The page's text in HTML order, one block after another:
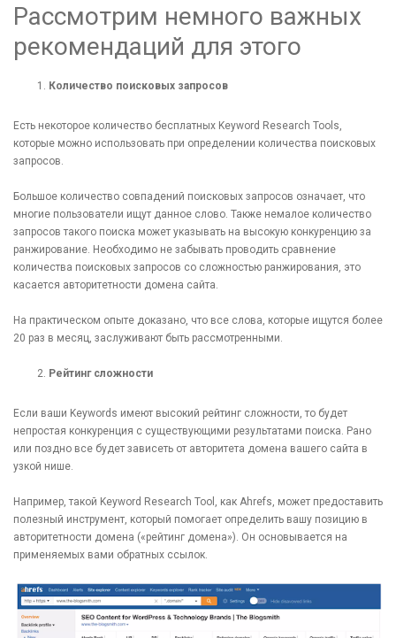
Рассмотрим немного важных
рекомендаций для этого
Количество поисковых запросов
Есть некоторое количество бесплатных Keyword Research Tools,
которые можно использовать при определении количества поисковых
запросов.
Большое количество совпадений поисковых запросов означает, что
многие пользователи ищут данное слово. Также немалое количество
запросов такого поиска может указывать на высокую конкуренцию за
ранжирование. Необходимо не забывать проводить сравнение
количества поисковых запросов со сложностью ранжирования, это
касается авторитетности домена сайта.
На практическом опыте доказано, что все слова, которые ищутся более
20 раз в месяц, заслуживают быть рассмотренными.
Рейтинг сложности
Если ваши Keywords имеют высокий рейтинг сложности, то будет
непростая конкуренция с существующими результатами поиска. Рано
или поздно все будет зависеть от авторитета домена вашего сайта в
узкой нише.
Например, такой Keyword Research Tool, как Ahrefs, может предоставить
полезный инструмент, который помогает определить вашу позицию в
авторитетности домена («рейтинг домена»). Он основывается на
применяемых вами обратных ссылок.